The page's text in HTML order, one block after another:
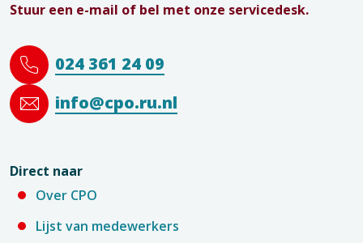
Stuur een e-mail of bel met onze servicedesk.
024 361 24 09
info@cpo.ru.nl
Direct naar
Over CPO
Lijst van medewerkers